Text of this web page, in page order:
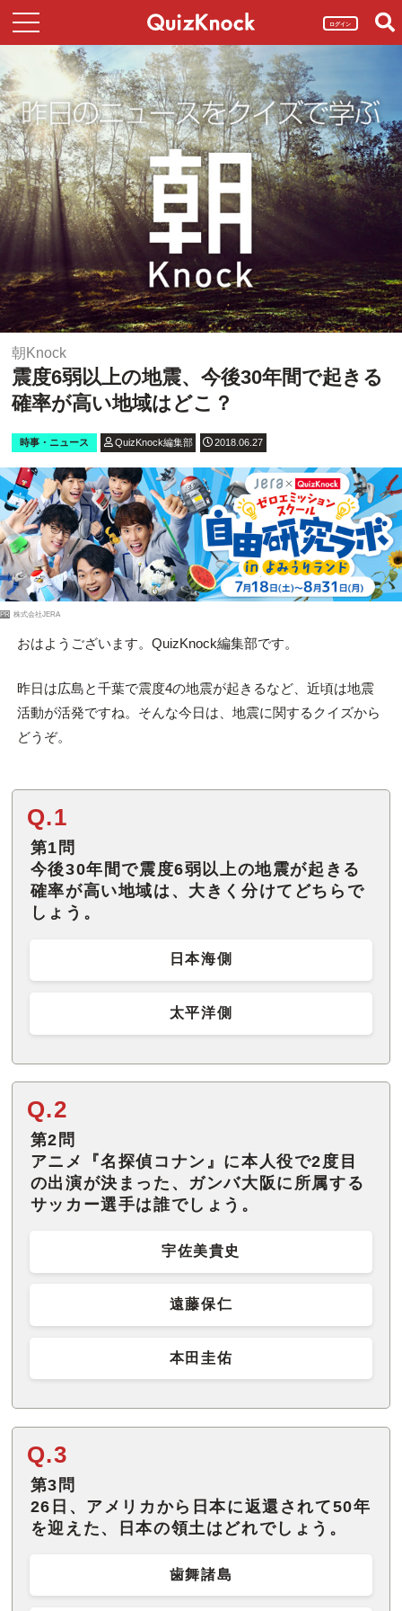
ログイン
朝Knock
震度6弱以上の地震、今後30年間で起きる
確率が高い地域はどこ？
時事・ニュース QuizKnock編集部 2018.06.27
PR 株式会社JERA
おはようございます。QuizKnock編集部です。
昨日は広島と千葉で震度4の地震が起きるなど、近頃は地震
活動が活発ですね。そんな今日は、地震に関するクイズから
どうぞ。
Q.1
第1問
今後30年間で震度6弱以上の地震が起きる
確率が高い地域は、大きく分けてどちらで
しょう。
日本海側
太平洋側
Q.2
第2問
アニメ『名探偵コナン』に本人役で2度目
の出演が決まった、ガンバ大阪に所属する
サッカー選手は誰でしょう。
宇佐美貴史
遠藤保仁
本田圭佑
Q.3
第3問
26日、アメリカから日本に返還されて50年
を迎えた、日本の領土はどれでしょう。
歯舞諸島